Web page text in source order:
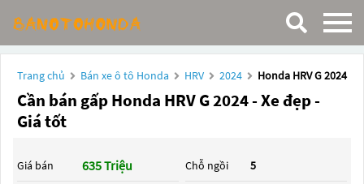
Trang chủ Bán xe ô tô Honda HRV 2024 Honda HRV G 2024
Cần bán gấp Honda HRV G 2024 - Xe đẹp -
Giá tốt
Giá bán 635 Triệu Chỗ ngồi 5